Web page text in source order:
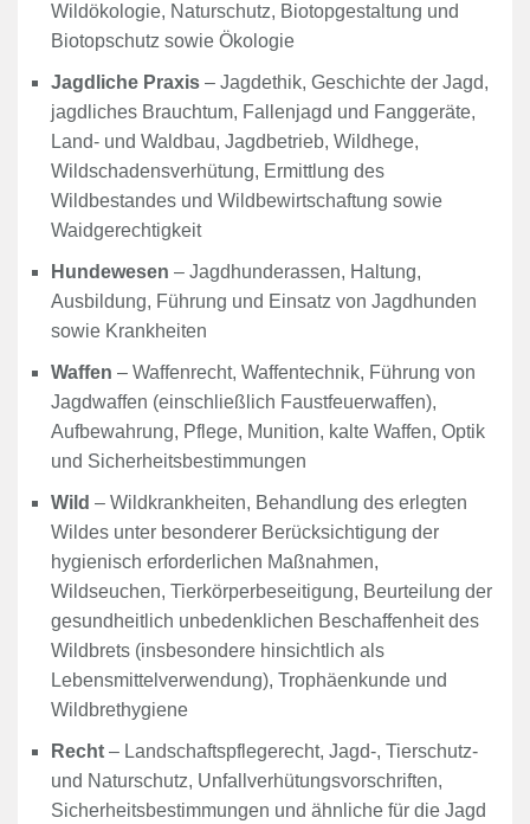
Wildökologie, Naturschutz, Biotopgestaltung und
Biotopschutz sowie Ökologie
Jagdliche Praxis – Jagdethik, Geschichte der Jagd,
jagdliches Brauchtum, Fallenjagd und Fanggeräte,
Land- und Waldbau, Jagdbetrieb, Wildhege,
Wildschadensverhütung, Ermittlung des
Wildbestandes und Wildbewirtschaftung sowie
Waidgerechtigkeit
Hundewesen – Jagdhunderassen, Haltung,
Ausbildung, Führung und Einsatz von Jagdhunden
sowie Krankheiten
Waffen – Waffenrecht, Waffentechnik, Führung von
Jagdwaffen (einschließlich Faustfeuerwaffen),
Aufbewahrung, Pflege, Munition, kalte Waffen, Optik
und Sicherheitsbestimmungen
Wild – Wildkrankheiten, Behandlung des erlegten
Wildes unter besonderer Berücksichtigung der
hygienisch erforderlichen Maßnahmen,
Wildseuchen, Tierkörperbeseitigung, Beurteilung der
gesundheitlich unbedenklichen Beschaffenheit des
Wildbrets (insbesondere hinsichtlich als
Lebensmittelverwendung), Trophäenkunde und
Wildbrethygiene
Recht – Landschaftspflegerecht, Jagd-, Tierschutz-
und Naturschutz, Unfallverhütungsvorschriften,
Sicherheitsbestimmungen und ähnliche für die Jagd